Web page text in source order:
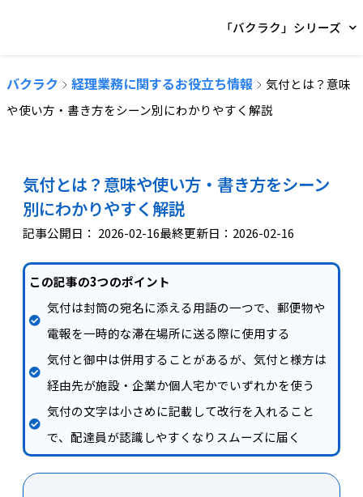
「バクラク」シリーズ
バクラク 経理業務に関するお役立ち情報
気付とは？意味
や使い方・書き方をシーン別にわかりやすく解説
気付とは？意味や使い方・書き方をシーン
別にわかりやすく解説
記事公開日： 2026-02-16最終更新日：2026-02-16
この記事の3つのポイント
気付は封筒の宛名に添える用語の一つで、郵便物や
電報を一時的な滞在場所に送る際に使用する
気付と御中は併用することがあるが、気付と様方は
経由先が施設・企業か個人宅かでいずれかを使う
気付の文字は小さめに記載して改行を入れること
で、配達員が認識しやすくなりスムーズに届く